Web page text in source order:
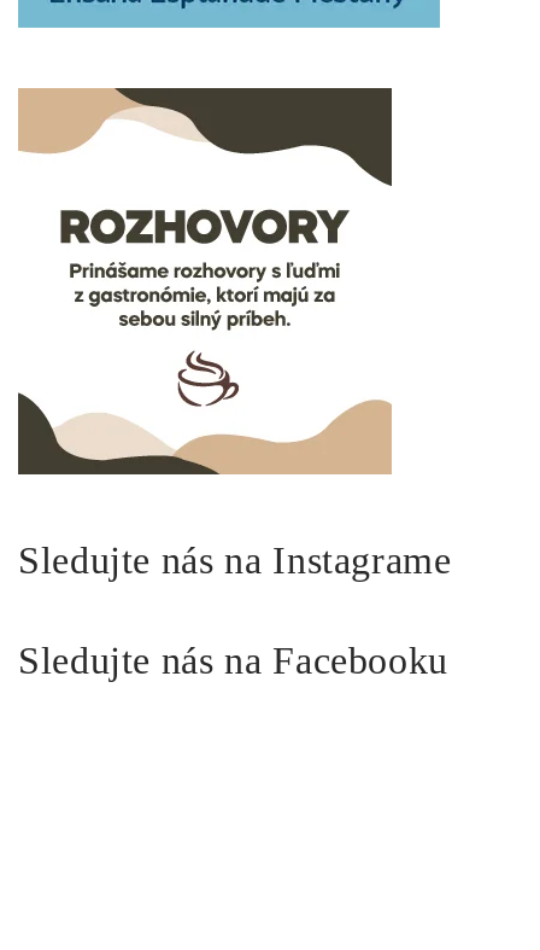
Sledujte nás na Instagrame
Sledujte nás na Facebooku